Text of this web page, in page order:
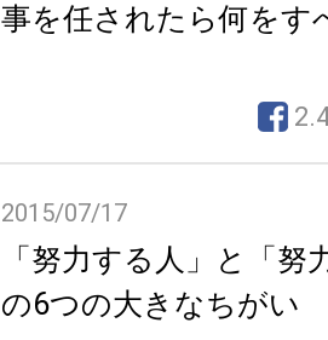
事を任されたら何をす
2015/07/17
「努力する人」と「努
の6つの大きなちがい